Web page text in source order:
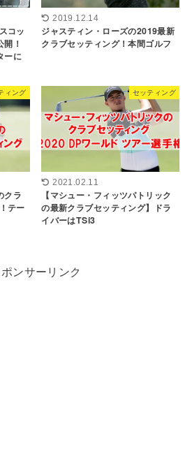
コッ
！
ーに
2019.12.14
ジャスティン・ローズの2019最新
クラブセッティング！本間ゴルフ
ィング
クラ
テー
セッティング
2021.02.11
【マシュー・フィッツパトリック
の最新クラブセッティング】ドラ
イバーはTSi3
ンサーリンク